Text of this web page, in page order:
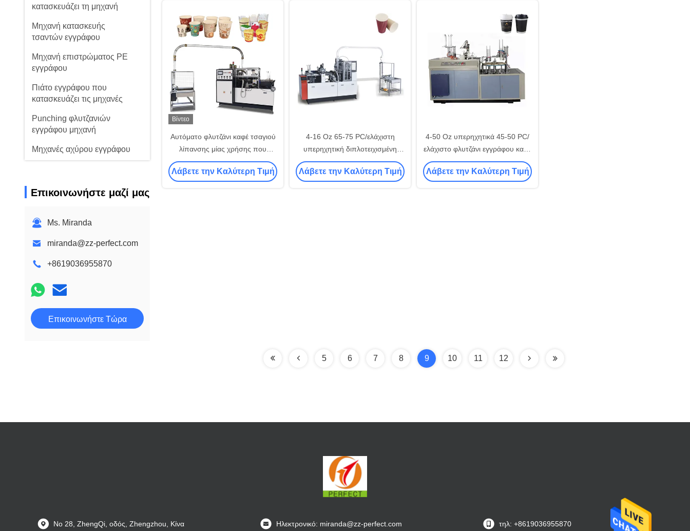
κατασκευάζει τη μηχανή
Μηχανή κατασκευής
τσαντών εγγράφου
Μηχανή επιστρώματος PE
εγγράφου
Πιάτο εγγράφου που
κατασκευάζει τις μηχανές
Punching φλυτζανιών
εγγράφου μηχανή
Μηχανές αχύρου εγγράφου
Μηχανή καπακιών
Πρώτη ύλη φλυτζανιών
εγγράφου
Επικοινωνήστε μαζί μας
Ms. Miranda
miranda@zz-perfect.com
+8619036955870
Επικοινωνήστε Τώρα
Βίντεο
Αυτόματο φλυτζάνι καφέ τσαγιού
λίπανσης μίας χρήσης που
κατασκευάζει τη μηχανή 160-
350gsm
Λάβετε την Καλύτερη Τιμή
4-16 Oz 65-75 PC/ελάχιστη
υπερηχητική διπλοτειχισμένη
ταχύτητα μηχανών φλυτζανιών
εγγράφου μέση
Λάβετε την Καλύτερη Τιμή
4-50 Oz υπερηχητικά 45-50 PC/
ελάχιστο φλυτζάνι εγγράφου καφέ
που καθιστούν τις μηχανές κοίλο
διπλοτειχισμένο
Λάβετε την Καλύτερη Τιμή
5 6 7 8 9 10 11 12
Νο 28, ZhengQi, οδός, Zhengzhou, Κίνα Ηλεκτρονικό: miranda@zz-perfect.com τηλ: +8619036955870